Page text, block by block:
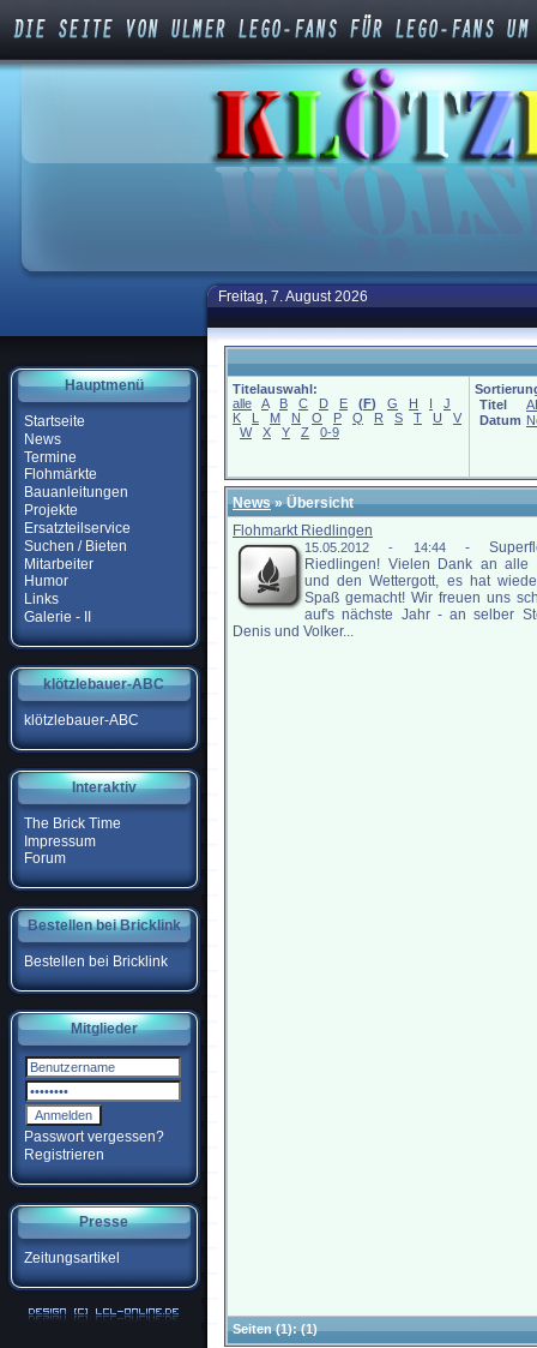
Hauptmenü
Startseite
News
Termine
Flohmärkte
Bauanleitungen
Projekte
Ersatzteilservice
Suchen / Bieten
Mitarbeiter
Humor
Links
Galerie - II
klötzlebauer-ABC
klötzlebauer-ABC
Interaktiv
The Brick Time
Impressum
Forum
Bestellen bei Bricklink
Bestellen bei Bricklink
Mitglieder
Passwort vergessen?
Registrieren
Presse
Zeitungsartikel
Freitag, 7. August 2026
Titelauswahl:
alle
A B C D E (F) G H I
J
K
L M N O P Q R S T U
V
W
X Y Z 0-9
Titel
Datum
News» Übersicht
Flohmarkt Riedlingen
15.05.2012 - 14:44-
Riedlingen! Vielen Dank an alle
und den Wettergott, es hat
Spaß gemacht! Wir freuen uns
auf's nächste Jahr - an selber
Denis und Volker...
Seiten(1):(1)